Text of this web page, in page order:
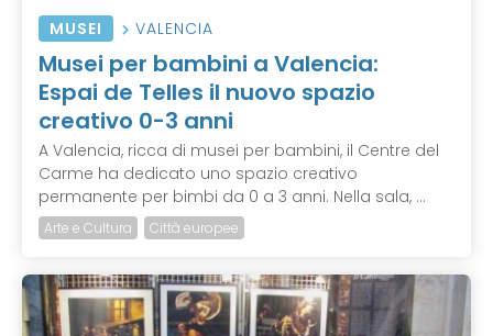
MUSEI VALENCIA
Musei per bambini a Valencia:
Espai de Telles il nuovo spazio
creativo 0-3 anni
A Valencia, ricca di musei per bambini, il Centre del
Carme ha dedicato uno spazio creativo
permanente per bimbi da 0 a 3 anni. Nella sala, ...
Arte e Cultura Città europee